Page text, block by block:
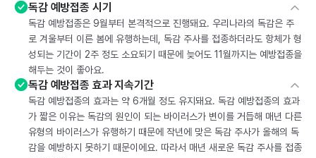
독감 예방접종 시기
독감 예방접종은 9월부터 본격적으로 진행돼요. 우리나라의 독감은 주
로 겨울부터 이른 봄에 유행하는데, 독감 주사를 접종하더라도 항체가 형
성되는 기간이 2주 정도 소요되기 때문에 늦어도 11월까지는 예방접종을
해두는 것이 좋아요.
독감 예방접종 효과 지속기간
독감 예방접종의 효과는 약 6개월 정도 유지돼요. 독감 예방접종의 효과
가 짧은 이유는 독감의 원인이 되는 바이러스가 변이를 거듭해 매년 다른
유형의 바이러스가 유행하기 때문에 작년에 맞은 독감 주사가 올해의 독
감을 예방하지 못하기 때문이에요. 따라서 매년 새로운 독감 주사를 접종